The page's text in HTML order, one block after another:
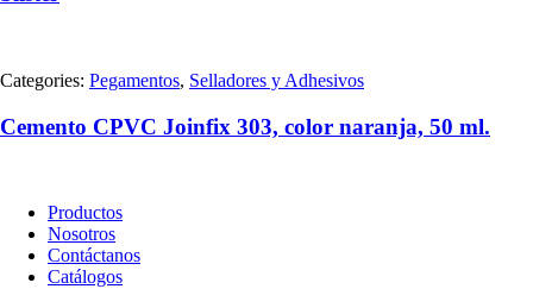
Categories: Pegamentos, Selladores y Adhesivos
Cemento CPVC Joinfix 303, color naranja, 50 ml.
Productos
Nosotros
Contáctanos
Catálogos